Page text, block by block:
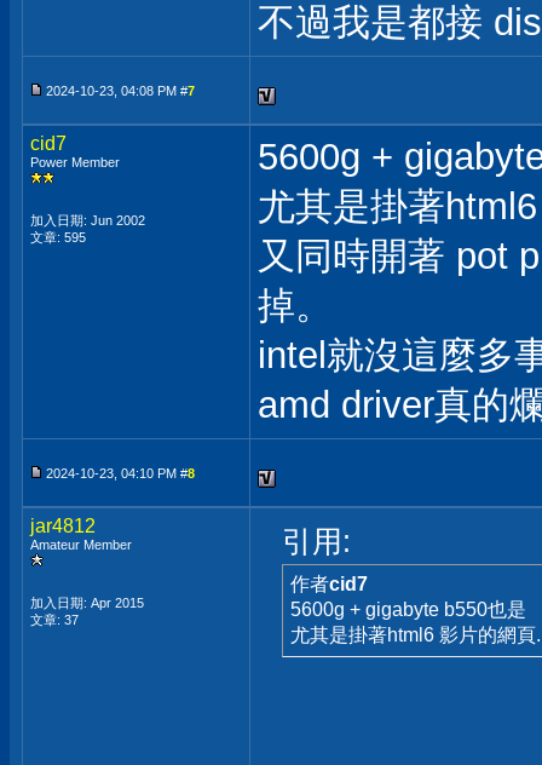
不過我是都接
2024-10-23, 04:08 PM #7
cid7
Power Member
加入日期: Jun 2002
文章: 595
5600g +
尤其是掛著
又同時開著 pot
掉。
intel就沒這麼多
amd driver真的
2024-10-23, 04:10 PM #8
jar4812
Amateur Member
加入日期: Apr 2015
文章: 37
引用:
作者cid7
5600g + gigabyte b550也是
尤其是掛著html6 影片的網頁